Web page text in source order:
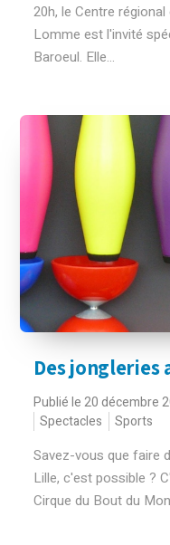
20h, le Centre
Lomme est l'invité
Baroeul. Elle...
Des jongleries
Publié le 20 décembre
Spectacles
Sports
Savez-vous que faire
Lille, c'est possible ?
Cirque du Bout du